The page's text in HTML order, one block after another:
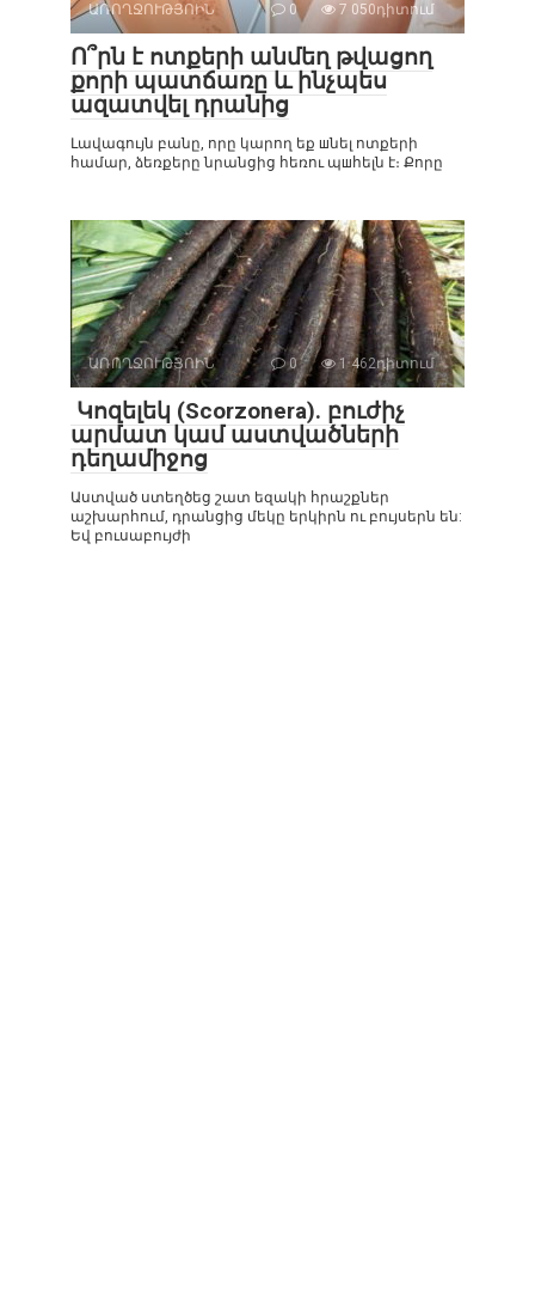
ԱՌՈՂՋՈՒԹՅՈԻՆ 0 7 050դիտում
Ո՞րն է ոտքերի անմեղ թվացող
քորի պատճառը և ինչպես
ազատվել դրանից
Լավագույն բանը, որը կարող եք шնել ոտքերի
համար, ձեռքերը նրանցից հեռու պшհելն է։ Քորը
ԱՌՈՂՋՈՒԹՅՈԻՆ 0 1 462դիտում
Կոզելեկ (Scorzonera). բուժիչ
արմատ կամ աստվածների
դեղամիջոց
Աստված ստեղծեց շատ եզակի հրաշքներ
աշխարհում, դրանցից մեկը երկիրն ու բույսերն են:
Եվ բուսաբույժի